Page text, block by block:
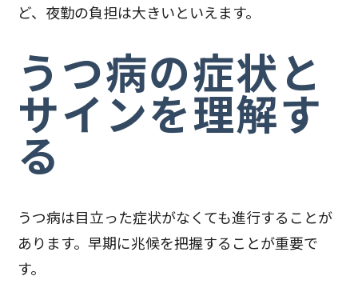
ど、夜勤の負担は大きいといえます。
うつ病の症状と
サインを理解す
る
うつ病は目立った症状がなくても進行することが
あります。早期に兆候を把握することが重要で
す。